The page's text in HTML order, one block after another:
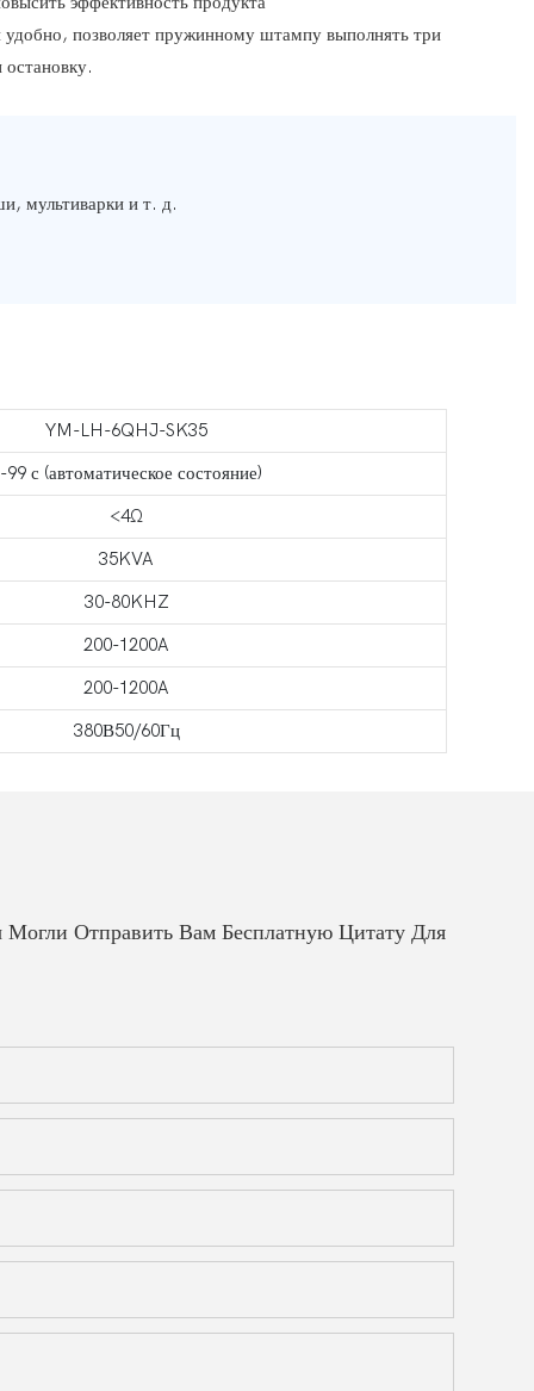
удобно, позволяет пружинному штампу выполнять три
мультиварки и т. д.
YM-LH-6QHJ-SK35
99 с (автоматическое состояние)
<4Ω
35KVA
30-80KHZ
200-1200A
200-1200A
380В50/60Гц
Отправить Вам Бесплатную Цитату Для